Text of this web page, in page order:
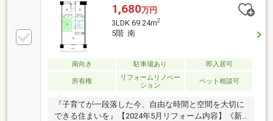
多小エリア■駐車場空き有り■ペット飼育可能---☆幡多
幼稚園まで徒歩12分（950ｍ）☆ティオ東岡山店まで
徒歩12分（950ｍ）☆乙多見郵便局まで徒歩10分（730
ｍ）☆岡山第一病院まで徒歩12分（910ｍ）☆トマト
銀行竜操支店まで徒歩13分（1010ｍ）
1,680万円
3LDK 69.24m2
5階 南
南向き 駐車場あり 即入居可
所有権
リフォームリノベー
ション
ペット相談可
『子育てが一段落した今、自由な時間と空間を大切に
できる住まいを』【2024年5月リフォーム内容】《新